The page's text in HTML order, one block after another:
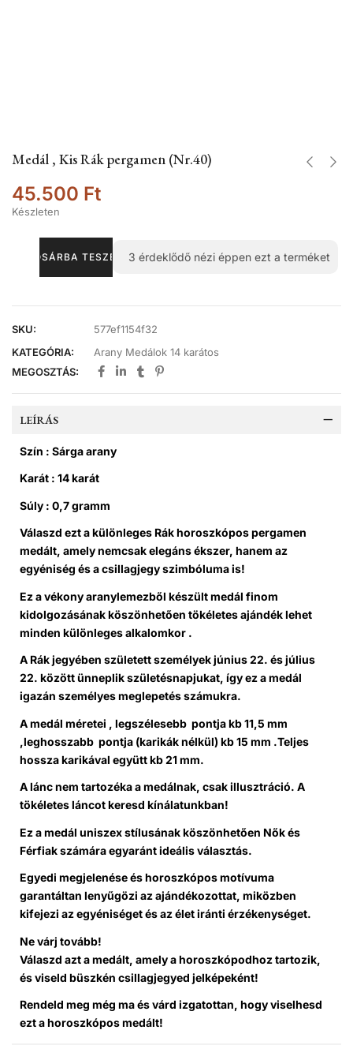
Medál , Kis Rák pergamen (Nr.40)
45.500 Ft
Készleten
KOSÁRBA TESZEM 3 érdeklődő nézi éppen ezt a terméket
SKU:
577ef1154f32
KATEGÓRIA:
Arany Medálok 14 karátos
MEGOSZTÁS:
LEÍRÁS
Szín : Sárga arany
Karát : 14 karát
Súly : 0,7 gramm
Válaszd ezt a különleges Rák horoszkópos pergamen
medált, amely nemcsak elegáns ékszer, hanem az
egyéniség és a csillagjegy szimbóluma is!
Ez avékony aranylemezből készült medál finom
kidolgozásának köszönhetően tökéletes ajándék lehet
minden különleges alkalomkor .
A Rák jegyében született személyekjúnius 22. és július
22. közöttünneplik születésnapjukat, így ez a medál
igazán személyes meglepetés számukra.
A medál méretei , legszélesebb pontjakb 11,5 mm
,leghosszabb pontja (karikák nélkül) kb 15 mm .Teljes
hossza karikával együttkb 21 mm.
A lánc nem tartozéka a medálnak, csak illusztráció. A
tökéletes láncot keresd kínálatunkban!
Ez a medál uniszex stílusának köszönhetően Nők és
Férfiak számára egyaránt ideális választás.
Egyedi megjelenése és horoszkópos motívuma
garantáltan lenyűgözi az ajándékozottat, miközben
kifejezi az egyéniséget és az élet iránti érzékenységet.
Ne várj tovább!
Válaszd azt a medált, amely a horoszkópodhoz tartozik,
és viseld büszkén csillagjegyed jelképeként!
Rendeld meg még ma és várd izgatottan, hogy viselhesd
ezt a horoszkópos medált!